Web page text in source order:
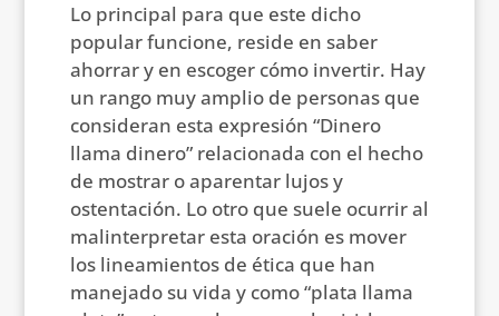
Lo principal para que este dicho
popular funcione, reside en saber
ahorrar y en escoger cómo invertir. Hay
un rango muy amplio de personas que
consideran esta expresión “Dinero
llama dinero” relacionada con el hecho
de mostrar o aparentar lujos y
ostentación. Lo otro que suele ocurrir al
malinterpretar esta oración es mover
los lineamientos de ética que han
manejado su vida y como “plata llama